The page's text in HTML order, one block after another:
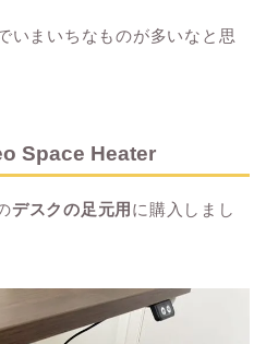
いまいちなものが多いなと思
Space Heater
デスクの足元用 に購入しまし